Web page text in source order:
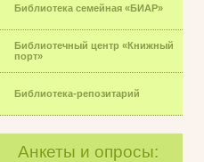
Библиотека семейная «БИАР»
Библиотечный центр «Книжный
порт»
Библиотека-репозитарий
Анкеты и опросы: